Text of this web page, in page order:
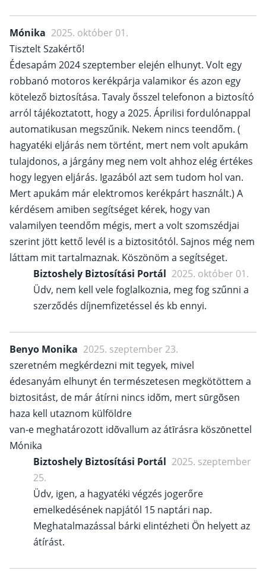
Mónika 2025. október 01.
Tisztelt Szakértő!
Édesapám 2024 szeptember elején elhunyt. Volt egy
robbanó motoros kerékpárja valamikor és azon egy
kötelező biztosítása. Tavaly ősszel telefonon a biztosító
arról tájékoztatott, hogy a 2025. Áprilisi fordulónappal
automatikusan megszűnik. Nekem nincs teendőm. (
hagyatéki eljárás nem történt, mert nem volt apukám
tulajdonos, a járgány meg nem volt ahhoz elég értékes
hogy legyen eljárás. Igazából azt sem tudom hol van.
Mert apukám már elektromos kerékpárt használt.) A
kérdésem amiben segítséget kérek, hogy van
valamilyen teendőm mégis, mert a volt szomszédjai
szerint jött kettő levél is a biztositótól. Sajnos még nem
láttam mit tartalmaznak. Köszönöm a segítséget.
Biztoshely Biztosítási Portál 2025. október 01.
Üdv, nem kell vele foglalkoznia, meg fog szűnni a
szerződés díjnemfizetéssel és kb ennyi.
Benyo Monika 2025. szeptember 23.
szeretném megkérdezni mit tegyek, mivel
édesanyám elhunyt én természetesen megkötöttem a
biztositást, de már átírni nincs idõm, mert sūrgõsen
haza kell utaznom külföldre
van-e meghatározott idõvallum az átīrásra köszōnettel
Mónika
Biztoshely Biztosítási Portál 2025. szeptember
25.
Üdv, igen, a hagyatéki végzés jogerőre
emelkedésének napjától 15 naptári nap.
Meghatalmazással bárki elintézheti Ön helyett az
átírást.